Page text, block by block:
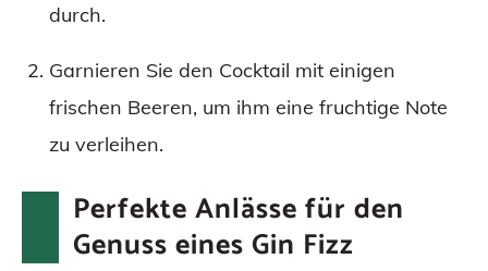
durch.
Garnieren Sie den Cocktail mit einigen
frischen Beeren, um ihm eine fruchtige Note
zu verleihen.
Perfekte Anlässe für den
Genuss eines Gin Fizz